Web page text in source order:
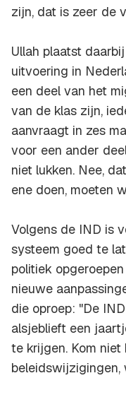
zijn, dat is zeer de
Ullah plaatst
uitvoering in
een deel van het
van de klas zijn,
aanvraagt in zes
voor een ander
niet lukken. Nee,
ene doen, moeten
Volgens de IND is
systeem goed te
politiek
nieuwe
die oproep: "De
alsjeblieft een
te krijgen. Kom
beleidswijzigingen,